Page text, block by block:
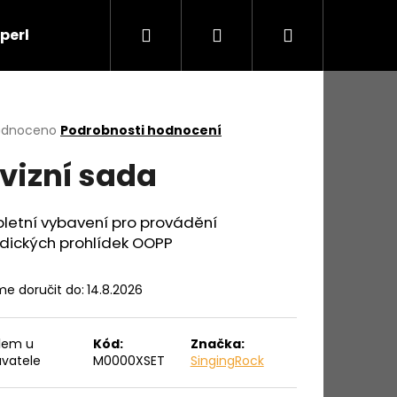
Výškové práce
Hledat PřihlášeníNákupní
Podrobnosti hodnocení
sada
vybavení pro provádění
prohlídek OOPP
doručit do: 14.8.2026
u
Kód:
M0000XSET
Značka:
SingingRock